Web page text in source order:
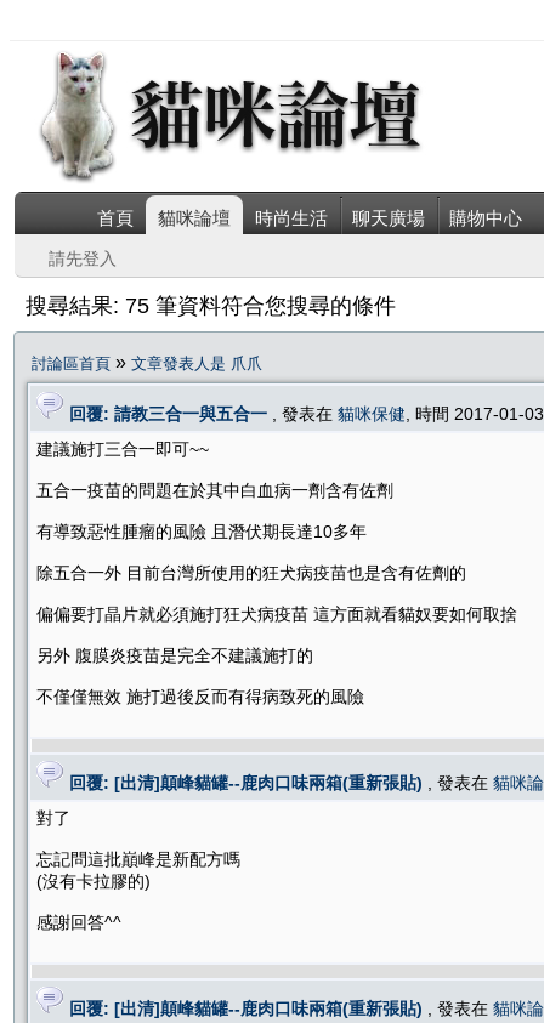
首頁 貓咪論壇 時尚生活 聊天廣場 購物中心
請先登入
搜尋結果: 75 筆資料符合您搜尋的條件
討論區首頁 » 文章發表人是 爪爪
回覆: 請教三合一與五合一 , 發表在 貓咪保健 , 時間 2017-01-
建議施打三合一即可~~
五合一疫苗的問題在於其中白血病一劑含有佐劑
有導致惡性腫瘤的風險 且潛伏期長達10多年
除五合一外 目前台灣所使用的狂犬病疫苗也是含有佐劑的
偏偏要打晶片就必須施打狂犬病疫苗 這方面就看貓奴要如何取捨
另外 腹膜炎疫苗是完全不建議施打的
不僅僅無效 施打過後反而有得病致死的風險
回覆: [出清]顛峰貓罐--鹿肉口味兩箱(重新張貼) , 發表在 貓咪
對了
忘記問這批巔峰是新配方嗎
(沒有卡拉膠的)
感謝回答^^
回覆: [出清]顛峰貓罐--鹿肉口味兩箱(重新張貼) , 發表在 貓咪